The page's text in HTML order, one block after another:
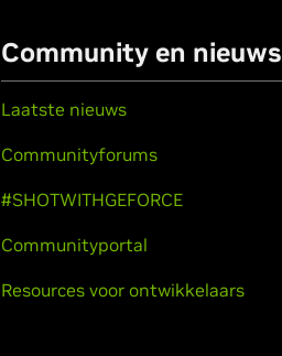
Community en nieuws
Laatste nieuws
Communityforums
#SHOTWITHGEFORCE
Communityportal
Resources voor ontwikkelaars